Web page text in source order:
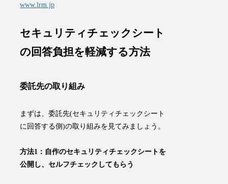
www.lrm.jp
セキュリティチェックシート
の回答負担を軽減する方法
委託先の取り組み
まずは、委託先(セキュリティチェックシート
に回答する側)の取り組みを見てみましょう。
方法1：自作のセキュリティチェックシートを
公開し、セルフチェックしてもらう